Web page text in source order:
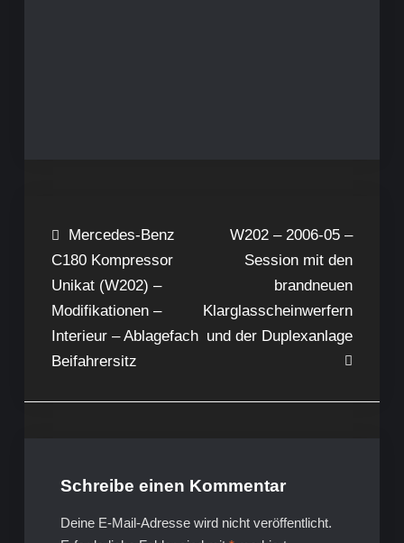
Beitragsnavigation
Mercedes-Benz
C180 Kompressor
Unikat (W202) –
Modifikationen –
Interieur – Ablagefach
Beifahrersitz
W202 – 2006-05 –
Session mit den
brandneuen
Klarglasscheinwerfern
und der Duplexanlage
Schreibe einen Kommentar
Deine E-Mail-Adresse wird nicht veröffentlicht.